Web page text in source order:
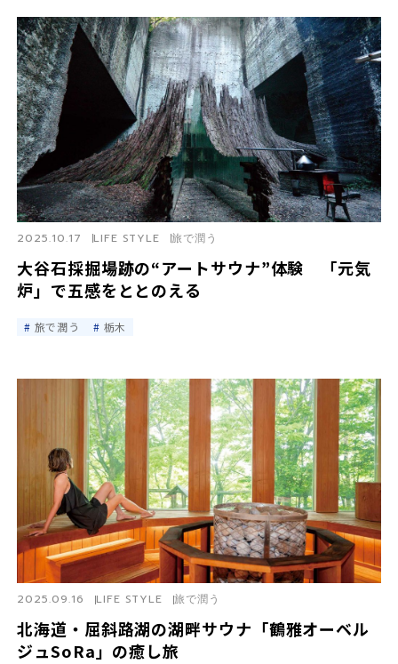
大谷石採掘場跡の“アートサウナ”体験 「元気
炉」で五感をととのえる
2025.10.17 LIFE STYLE 旅で潤う
旅で潤う 栃木
北海道・屈斜路湖の湖畔サウナ「鶴雅オーベル
ジュSoRa」の癒し旅
2025.09.16 LIFE STYLE 旅で潤う